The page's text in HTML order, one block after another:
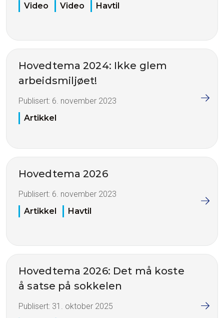
Video
Video Havtil
Hovedtema 2024: Ikke glem
arbeidsmiljøet!
Publisert: 6. november 2023
Artikkel
Hovedtema 2026
Publisert: 6. november 2023
Artikkel
Havtil
Hovedtema 2026: Det må koste
å satse på sokkelen
Publisert: 31. oktober 2025